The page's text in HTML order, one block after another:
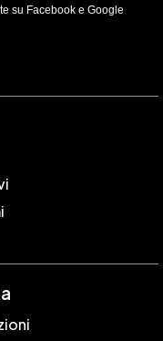
su Facebook e Google